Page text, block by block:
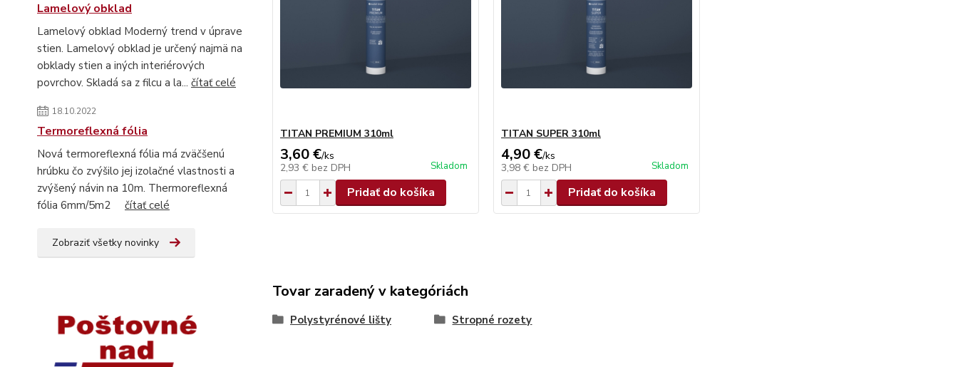
Lamelový obklad
Lamelový obklad Moderný trend v úprave
stien. Lamelový obklad je určený najmä na
obklady stien a iných interiérových
povrchov. Skladá sa z filcu a la... čítať celé
18.10.2022
Termoreflexná fólia
Nová termoreflexná fólia má zväčšenú
hrúbku čo zvýšilo jej izolačné vlastnosti a
zvýšený návin na 10m. Thermoreflexná
fólia 6mm/5m2 čítať celé
Zobraziť všetky novinky
TITAN PREMIUM 310ml
3,60 €/ks
2,93 € bez DPH Skladom
Pridať do košíka
TITAN SUPER 310ml
4,90 €/ks
3,98 € bez DPH Skladom
Pridať do košíka
Tovar zaradený v kategóriách
Polystyrénové lišty Stropné rozety